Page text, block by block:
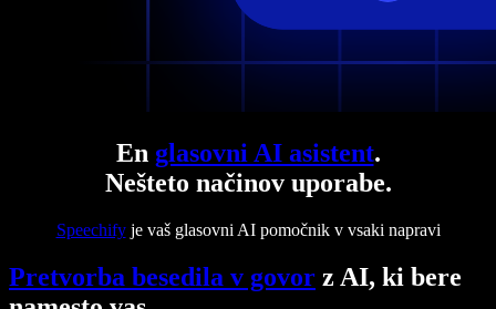
En glasovni AI asistent.
Nešteto načinov uporabe.
Speechifyje vaš glasovni AI pomočnik v vsaki napravi
Pretvorba besedila v govor z AI, ki bere